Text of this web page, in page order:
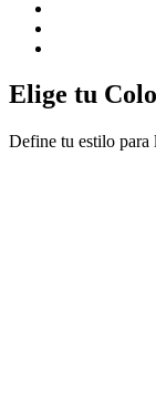
Elige tu
Define tu estilo para